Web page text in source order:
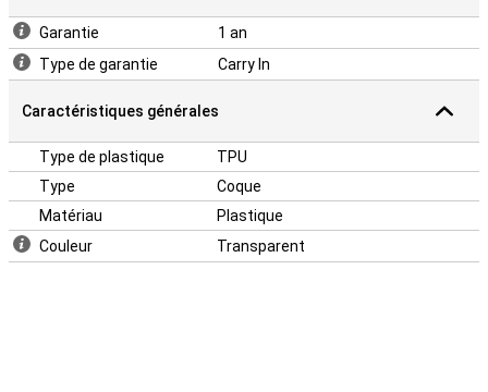
Garantie
1 an
Type de garantie
Carry In
Caractéristiques générales
Type de plastique
TPU
Type
Coque
Matériau
Plastique
Couleur
Transparent